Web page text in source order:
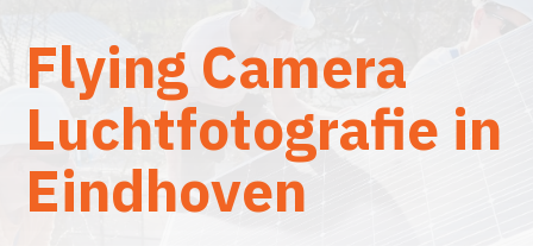
Flying Camera
Luchtfotografie in
Eindhoven